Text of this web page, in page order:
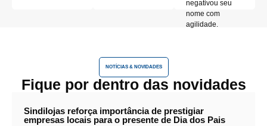
negativou seu
nome com
agilidade.
NOTÍCIAS & NOVIDADES
Fique por dentro das novidades
Sindilojas reforça importância de prestigiar
empresas locais para o presente de Dia dos Pais